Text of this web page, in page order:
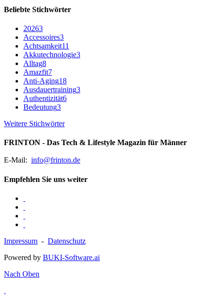
Beliebte Stichwörter
20263
Accessoires3
Achtsamkeit11
Akkutechnologie3
Alltag8
Amazfit7
Anti-Aging18
Ausdauertraining3
Authentizität6
Bedeutung3
Weitere Stichwörter
FRINTON - Das Tech & Lifestyle Magazin für Männer
E-Mail: info@frinton.de
Empfehlen Sie uns weiter
Impressum - Datenschutz
Powered by BUKI-Software.ai
Nach Oben